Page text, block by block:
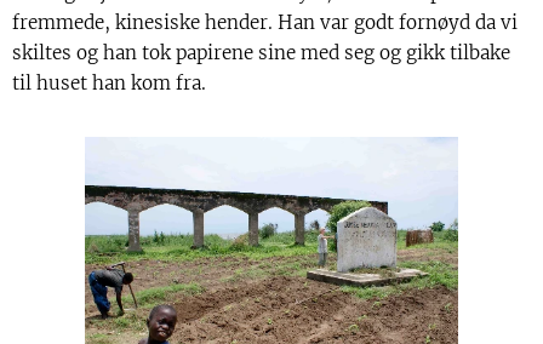
fremmede, kinesiske hender. Han var godt fornøyd da vi
skiltes og han tok papirene sine med seg og gikk tilbake
til huset han kom fra.